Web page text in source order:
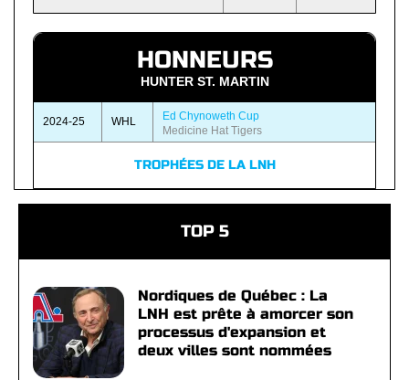
HONNEURS
HUNTER ST. MARTIN
2024-25 WHL
Ed Chynoweth Cup
Medicine Hat Tigers
TROPHÉES DE LA LNH
TOP 5
Nordiques de Québec : La
LNH est prête à amorcer son
processus d'expansion et
deux villes sont nommées